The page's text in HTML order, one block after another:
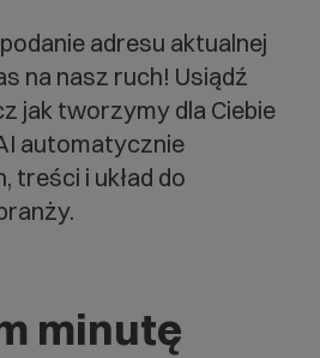
adresu aktualnej
na nasz ruch! Usiądź
jak tworzymy dla Ciebie
automatycznie
treści i układ do
minutę